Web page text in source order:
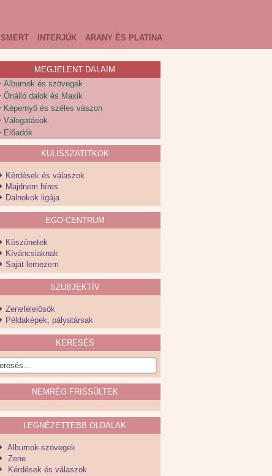
ISMERT INTERJÚK ARANY ÉS PLATINA
MEGJELENT DALAIM
Albumok és szövegek
Önálló dalok és Maxik
Képernyő és széles vászon
Válogatások
Előadók
KULISSZATITKOK
Kérdések és válaszok
Majdnem híres
Dalnokok ligája
EGO-CENTRUM
Köszönetek
Kíváncsiaknak
Saját lemezem
SZUBJEKTÍV
Zenefelelősök
Példaképek, pályatársak
KERESÉS
NEMRÉG FRISSÜLTEK
LEGNÉZETTEBB OLDALAK
Albumok-szövegek
Zene
Kérdések és válaszok